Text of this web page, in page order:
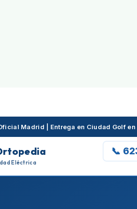
Madrid | Entrega en Ciudad Golf en
Eléctrica
📞